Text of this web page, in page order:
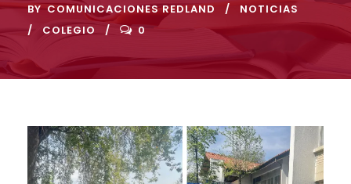
BY COMUNICACIONES REDLAND
NOTICIAS
COLEGIO
0